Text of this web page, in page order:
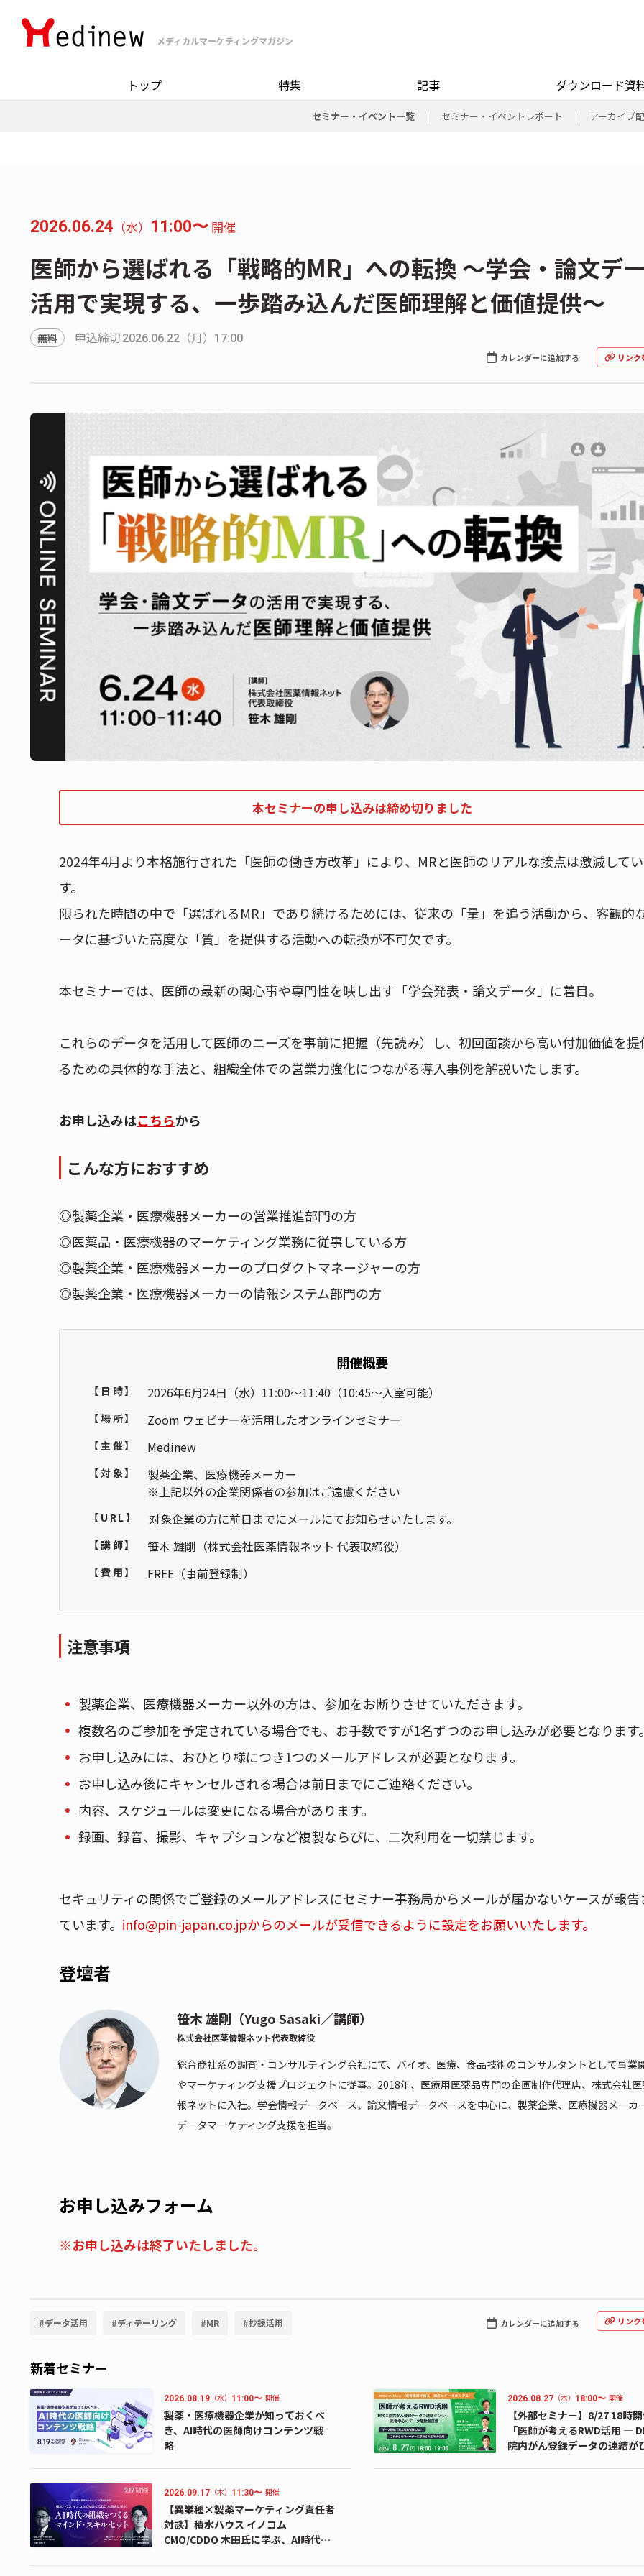
メディカルマーケティングマガジン
トップ 特集 記事 ダウンロード資
セミナー・イベント一覧 セミナー・イベントレポート アーカイブ
2026.06.24 （水） 11:00〜 開催
医師から選ばれる「戦略的MR」への転換 〜学会・論文デ
活用で実現する、一歩踏み込んだ医師理解と価値提供〜
無料 申込締切 2026.06.22 （月） 17:00
カレンダーに追加する リン
本セミナーの申し込みは締め切りました
2024年4月より本格施行された「医師の働き方改革」により、MRと医師のリアルな接点は激減して
す。
限られた時間の中で「選ばれるMR」であり続けるためには、従来の「量」を追う活動から、客観的
ータに基づいた高度な「質」を提供する活動への転換が不可欠です。
本セミナーでは、医師の最新の関心事や専門性を映し出す「学会発表・論文データ」に着目。
これらのデータを活用して医師のニーズを事前に把握（先読み）し、初回面談から高い付加価値を提
るための具体的な手法と、組織全体での営業力強化につながる導入事例を解説いたします。
お申し込みはこちらから
こんな方におすすめ
◎製薬企業・医療機器メーカーの営業推進部門の方
◎医薬品・医療機器のマーケティング業務に従事している方
◎製薬企業・医療機器メーカーのプロダクトマネージャーの方
◎製薬企業・医療機器メーカーの情報システム部門の方
開催概要
【日時】 2026年6月24日（水）11:00～11:40（10:45～入室可能）
【場所】 Zoom ウェビナーを活用したオンラインセミナー
【主催】 Medinew
【対象】
製薬企業、医療機器メーカー
※上記以外の企業関係者の参加はご遠慮ください
【URL】 対象企業の方に前日までにメールにてお知らせいたします。
【講師】 笹木 雄剛（株式会社医薬情報ネット 代表取締役）
【費用】 FREE（事前登録制）
注意事項
製薬企業、医療機器メーカー以外の方は、参加をお断りさせていただきます。
複数名のご参加を予定されている場合でも、お手数ですが1名ずつのお申し込みが必要となります
お申し込みには、おひとり様につき1つのメールアドレスが必要となります。
お申し込み後にキャンセルされる場合は前日までにご連絡ください。
内容、スケジュールは変更になる場合があります。
録画、録音、撮影、キャプションなど複製ならびに、二次利用を一切禁じます。
セキュリティの関係でご登録のメールアドレスにセミナー事務局からメールが届かないケースが報告
ています。 info@pin-japan.co.jpからのメールが受信できるように設定をお願いいたします。
登壇者
笹木 雄剛（Yugo Sasaki／講師）
株式会社医薬情報ネット代表取締役
総合商社系の調査・コンサルティング会社にて、バイオ、医療、食品技術のコンサルタントとして事業
やマーケティング支援プロジェクトに従事。2018年、医療用医薬品専門の企画制作代理店、株式会社
報ネットに入社。学会情報データベース、論文情報データベースを中心に、製薬企業、医療機器メーカ
データマーケティング支援を担当。
お申し込みフォーム
※お申し込みは終了いたしました。
#データ活用 #ディテーリング #MR #抄録活用 カレンダーに追加する リン
新着セミナー
2026.08.19 （水） 11:00〜 開催
製薬・医療機器企業が知っておくべ
き、AI時代の医師向けコンテンツ戦
略
2026.08.27 （木） 18:00〜 開催
【外部セミナー】8/27 18時
「医師が考えるRWD活用 ―
院内がん登録データの連結が
2026.09.17 （木） 11:30〜 開催
【異業種×製薬マーケティング責任者
対談】積水ハウス イノコム
CMO/CDDO 木田氏に学ぶ、AI時代の